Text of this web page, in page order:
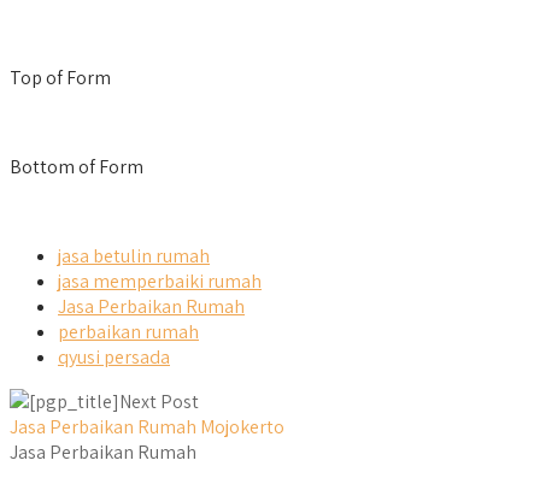
Top of Form
Bottom of Form
jasa betulin rumah
jasa memperbaiki rumah
Jasa Perbaikan Rumah
perbaikan rumah
qyusi persada
Next Post
Jasa Perbaikan Rumah Mojokerto
Jasa Perbaikan Rumah